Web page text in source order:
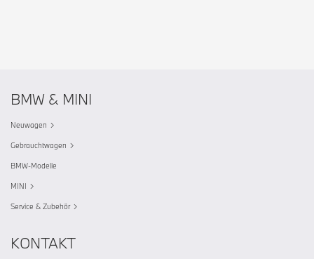
BMW & MINI
Neuwagen
Gebrauchtwagen
BMW-Modelle
MINI
Service & Zubehör
KONTAKT